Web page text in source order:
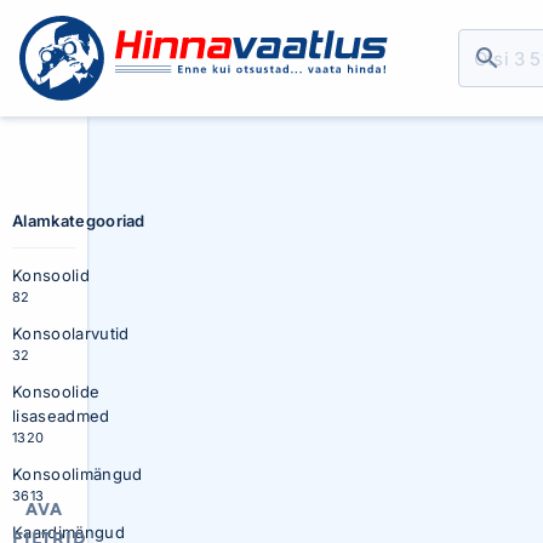
AVA
FILTRID
Alamkategooriad
Konsoolid
82
Konsoolarvutid
32
Konsoolide
lisaseadmed
1320
Konsoolimängud
3613
Kaardimängud